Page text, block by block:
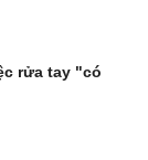
rửa tay "có